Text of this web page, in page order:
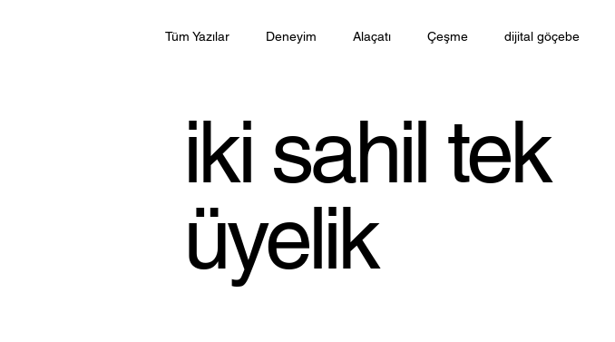
Tüm Yazılar Deneyim Alaçatı Çeşme dijital göçebe
Adrasan iki sahil tek üyelik
iki sahil tek
üyelik